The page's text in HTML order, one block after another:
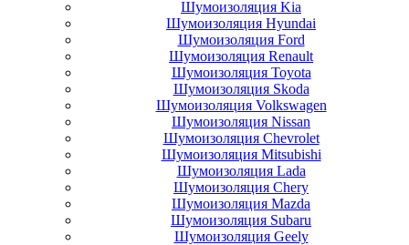
Шумоизоляция Kia
Шумоизоляция Hyundai
Шумоизоляция Ford
Шумоизоляция Renault
Шумоизоляция Toyota
Шумоизоляция Skoda
Шумоизоляция Volkswagen
Шумоизоляция Nissan
Шумоизоляция Chevrolet
Шумоизоляция Mitsubishi
Шумоизоляция Lada
Шумоизоляция Chery
Шумоизоляция Mazda
Шумоизоляция Subaru
Шумоизоляция Geely